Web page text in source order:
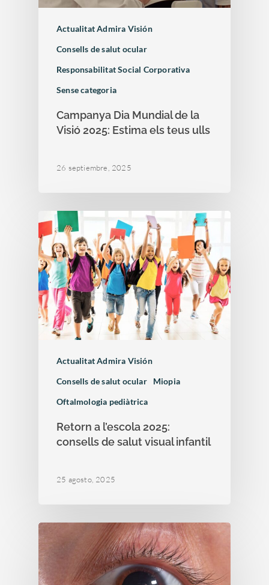
Actualitat Admira Visión
Consells de salut ocular
Responsabilitat Social Corporativa
Sense categoria
Campanya Dia Mundial de la
Visió 2025: Estima els teus ulls
26 septiembre, 2025
Actualitat Admira Visión
Consells de salut ocular
Miopia
Oftalmologia pediàtrica
Retorn a l’escola 2025:
consells de salut visual infantil
25 agosto, 2025